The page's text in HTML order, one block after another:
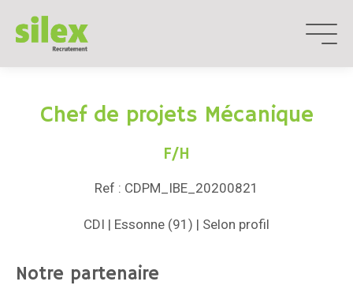
contenu
Chef de projets Mécanique
F/H
Ref : CDPM_IBE_20200821
CDI | Essonne (91) | Selon profil
Notre partenaire